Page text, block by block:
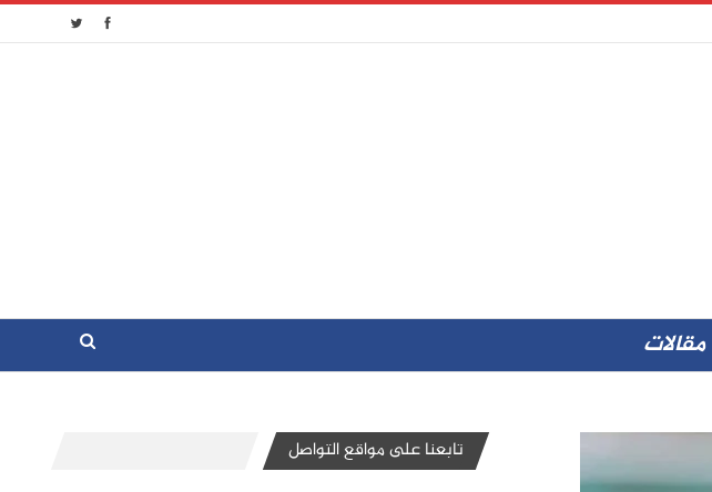
مقالات
تابعنا على مواقع التواصل